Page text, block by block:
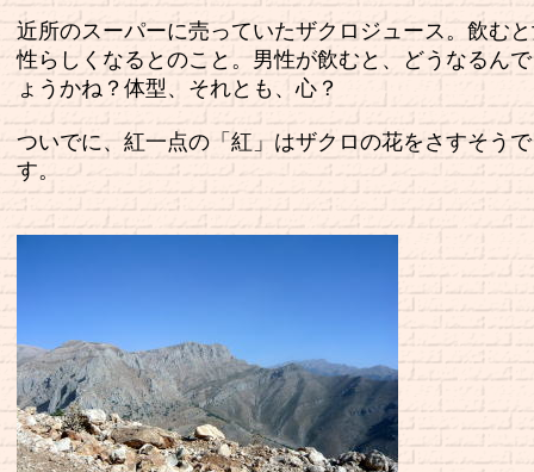
近所のスーパーに売っていたザクロジュース。飲む
性らしくなるとのこと。男性が飲むと、どうなるん
ょうかね？体型、それとも、心？
ついでに、紅一点の「紅」はザクロの花をさすそうで
す。